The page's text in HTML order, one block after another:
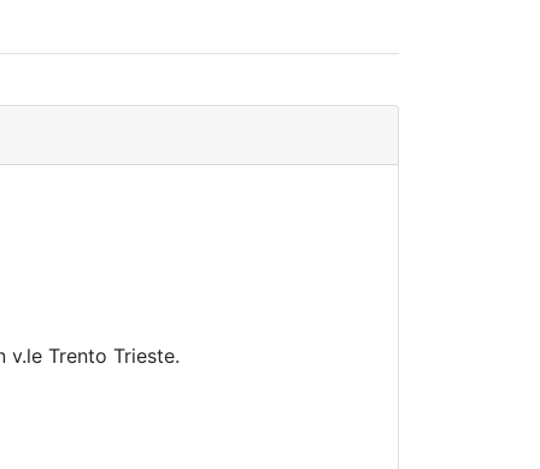
Trento Trieste.